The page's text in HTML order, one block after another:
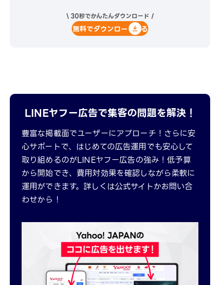
\ 30秒でかんたんダウンロード /
無料でダウンロードする
LINEヤフー広告で集客の問題を解決！
豊富な掲載面でユーザーにアプローチ！さらに安
心サポートで、はじめての広告運用でも安心して
取り組めるのがLINEヤフー広告の強み！低予算
から開始でき、費用対効果を確認しながら柔軟に
運用ができます。詳しくは公式サイトかお問い合
わせから！